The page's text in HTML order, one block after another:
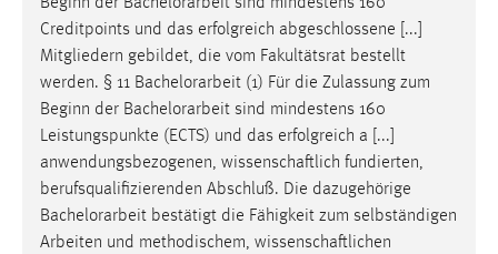
Beginn der Bachelorarbeit sind mindestens 160
Creditpoints und das erfolgreich abgeschlossene [...]
Mitgliedern gebildet, die vom Fakultätsrat bestellt
werden. § 11 Bachelorarbeit (1) Für die Zulassung zum
Beginn der Bachelorarbeit sind mindestens 160
Leistungspunkte (ECTS) und das erfolgreich a [...]
anwendungsbezogenen, wissenschaftlich fundierten,
berufsqualifizierenden Abschluß. Die dazugehörige
Bachelorarbeit bestätigt die Fähigkeit zum selbständigen
Arbeiten und methodischem, wissenschaftlichen